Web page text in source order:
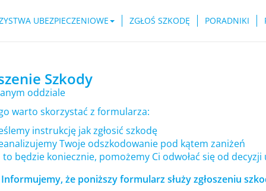
UBEZPIECZENIOWE ZGŁOŚ SZKODĘ PORADNIKI
Szkody
oddziale
warto skorzystać z formularza:
instrukcję jak zgłosić szkodę
Twoje odszkodowanie pod kątem zaniżeń
będzie koniecznie, pomożemy Ci odwołać się od decyzji
Informujemy, że poniższy formularz służy zgłoszeniu